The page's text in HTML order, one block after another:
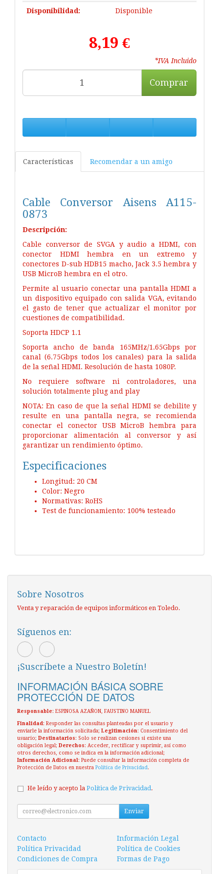
Disponibilidad: Disponible
8,19 €
*IVA Incluido
Comprar
Características Recomendar a un amigo
Cable Conversor Aisens A115-
0873
Descripción:
Cable conversor de SVGA y audio a HDMI, con
conector HDMI hembra en un extremo y
conectores D-sub HDB15 macho, Jack 3.5 hembra y
USB MicroB hembra en el otro.
Permite al usuario conectar una pantalla HDMI a
un dispositivo equipado con salida VGA, evitando
el gasto de tener que actualizar el monitor por
cuestiones de compatibilidad.
Soporta HDCP 1.1
Soporta ancho de banda 165MHz/1.65Gbps por
canal (6.75Gbps todos los canales) para la salida
de la señal HDMI. Resolución de hasta 1080P.
No requiere software ni controladores, una
solución totalmente plug and play
NOTA: En caso de que la señal HDMI se debilite y
resulte en una pantalla negra, se recomienda
conectar el conector USB MicroB hembra para
proporcionar alimentación al conversor y así
garantizar un rendimiento óptimo.
Especificaciones
Longitud: 20 CM
Color: Negro
Normativas: RoHS
Test de funcionamiento: 100% testeado
Sobre Nosotros
Venta y reparación de equipos informáticos en Toledo.
Síguenos en:
¡Suscríbete a Nuestro Boletín!
INFORMACIÓN BÁSICA SOBRE
PROTECCIÓN DE DATOS
Responsable: ESPINOSA AZAÑON, FAUSTINO MANUEL
Finalidad: Responder las consultas planteadas por el usuario y
enviarle la información solicitada; Legitimación: Consentimiento del
usuario; Destinatarios: Solo se realizan cesiones si existe una
obligación legal; Derechos: Acceder, rectificar y suprimir, así como
otros derechos, como se indica en la información adicional;
Información Adicional : Puede consultar la información completa de
Protección de Datos en nuestra Política de Privacidad .
He leído y acepto la Política de Privacidad.
Enviar
Contacto
Información Legal
Política Privacidad
Política de Cookies
Condiciones de Compra
Formas de Pago